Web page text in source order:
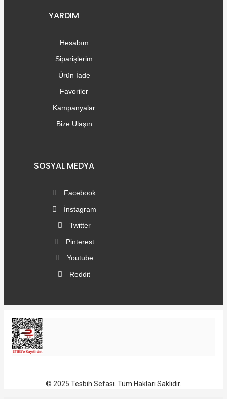
YARDIM
Hesabım
Siparişlerim
Ürün İade
Favoriler
Kampanyalar
Bize Ulaşın
SOSYAL MEDYA
Facebook
İnstagram
Twitter
Pinterest
Youtube
Reddit
© 2025 Tesbih Sefası. Tüm Hakları Saklıdır.